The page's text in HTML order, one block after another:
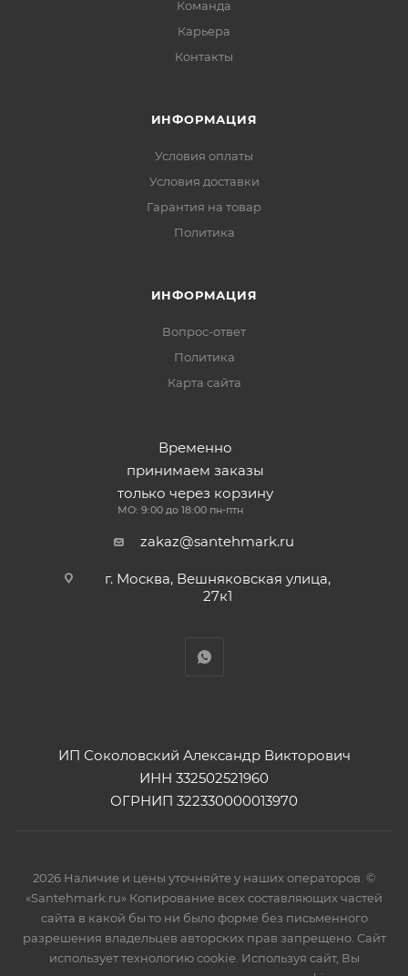
Команда
Карьера
Контакты
ИНФОРМАЦИЯ
Условия оплаты
Условия доставки
Гарантия на товар
Политика
ИНФОРМАЦИЯ
Вопрос-ответ
Политика
Карта сайта
Временно
принимаем заказы
только через корзину
МО: 9:00 до 18:00 пн-птн
zakaz@santehmark.ru
г. Москва, Вешняковская улица,
27к1
ИП Соколовский Александр Викторович
ИНН 332502521960
ОГРНИП 322330000013970
2026 Наличие и цены уточняйте у наших операторов. ©
«Santehmark.ru» Копирование всех составляющих частей
сайта в какой бы то ни было форме без письменного
разрешения владельцев авторских прав запрещено. Сайт
использует технологию cookie. Используя сайт, Вы